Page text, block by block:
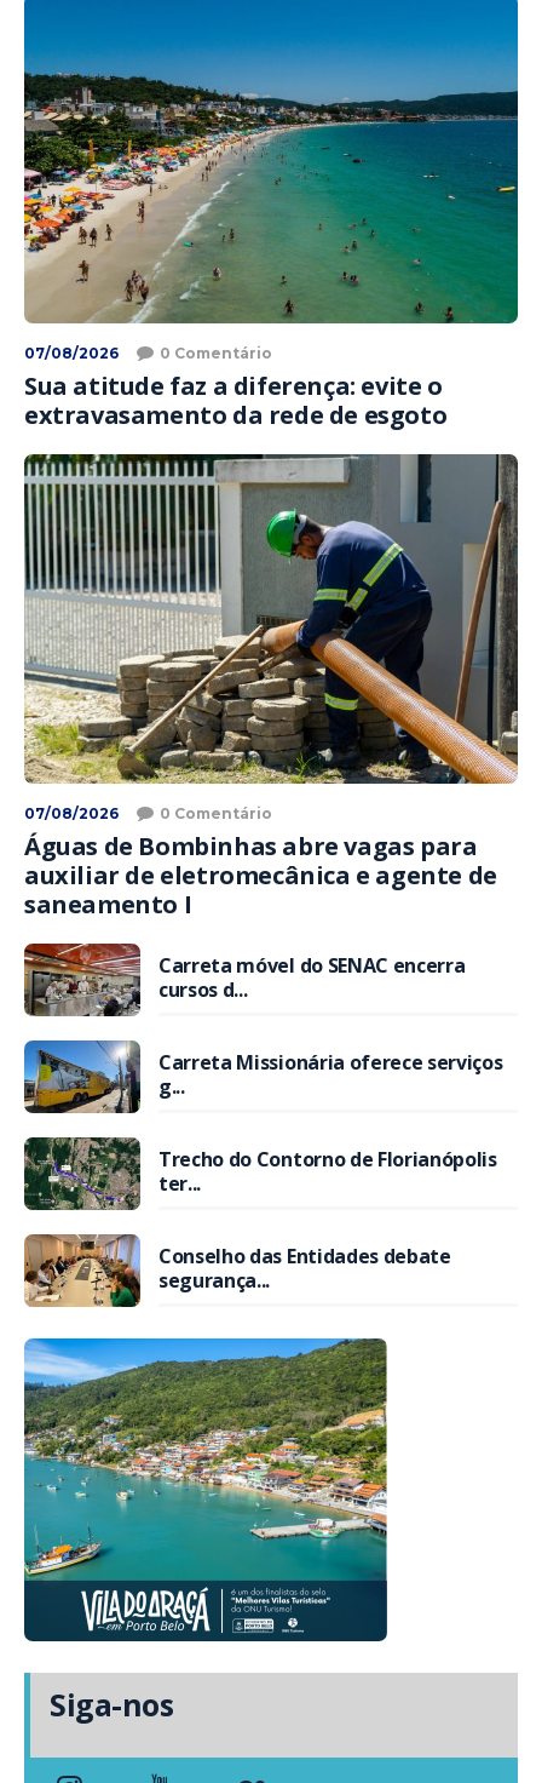
07/08/2026 0 Comentário
Sua atitude faz a diferença: evite o
extravasamento da rede de esgoto
07/08/2026 0 Comentário
Águas de Bombinhas abre vagas para
auxiliar de eletromecânica e agente de
saneamento I
Carreta móvel do SENAC encerra
cursos d...
Carreta Missionária oferece serviços
g...
Trecho do Contorno de Florianópolis
ter...
Conselho das Entidades debate
segurança...
Siga-nos